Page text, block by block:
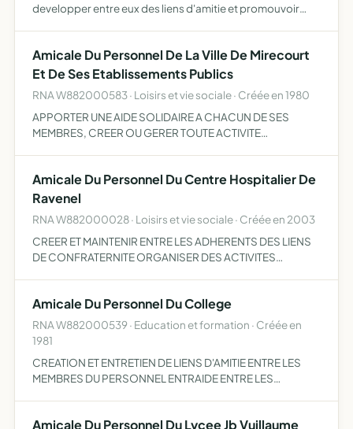
developper entre eux des liens d'amitie et promouvoir
Amicale Du Personnel De La Ville De Mirecourt
Et De Ses Etablissements Publics
RNA W882000583 · Loisirs et vie sociale · Créée en 1980
APPORTER UNE AIDE SOLIDAIRE A CHACUN DE SES
MEMBRES, CREER OU GERER TOUTE ACTIVITE
DEVELOPPEMENT MORAL INTELLECTUEL ET PHYSIQUE
DE SES M…
Amicale Du Personnel Du Centre Hospitalier De
Ravenel
RNA W882000028 · Loisirs et vie sociale · Créée en 2003
CREER ET MAINTENIR ENTRE LES ADHERENTS DES LIENS
DE CONFRATERNITE ORGANISER DES ACTIVITES
Amicale Du Personnel Du College
RNA W882000539 · Education et formation · Créée en
1981
CREATION ET ENTRETIEN DE LIENS D'AMITIE ENTRE LES
MEMBRES DU PERSONNEL ENTRAIDE ENTRE LES
Amicale Du Personnel Du Lycee Jb Vuillaume